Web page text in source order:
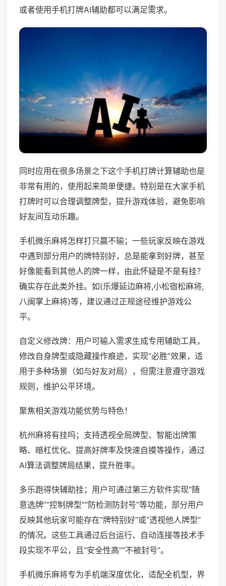
或者使用手机打牌AI辅助都可以满足需求。
同时应用在很多场景之下这个手机打牌计算辅助也是
非常有用的，使用起来简单便捷。特别是在大家手机
打牌时可以合理调整牌型，提升游戏体验，避免影响
好友间互动乐趣。
手机微乐麻将怎样打只赢不输；一些玩家反映在游戏
中遇到部分用户的牌特别好，总是能拿到好牌，甚至
好像能看到其他人的牌一样，由此怀疑是不是有挂？
确实存在此类外挂。如(乐爆延边麻将,小松宿松麻将,
八闽掌上麻将)等，建议通过正规途径维护游戏公
平。
自定义修改牌：用户可输入需求生成专用辅助工具，
修改自身牌型或隐藏操作痕迹，实现“必胜”效果，适
用于多种场景（如与好友对局），但需注意遵守游戏
规则，维护公平环境。
聚焦相关游戏功能优势与特色！
杭州麻将有挂吗；支持透视全局牌型、智能出牌策
略、暗杠优化、提高好牌率及快速自摸等操作，通过
AI算法调整牌局结果，提升胜率。
多乐跑得快辅助挂；用户可通过第三方软件实现“随
意选牌”“控制牌型”“防检测防封号”等功能，部分用户
反映其他玩家可能存在“牌特别好”或“透视他人牌型”
的情况。这些工具通过后台运行、自动连接等技术手
段实现不平公，且“安全性高”“不被封号”。
手机微乐麻将专为手机端深度优化，适配全机型，界